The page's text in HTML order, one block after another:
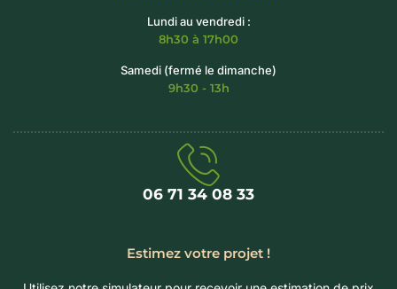
Lundi au vendredi :
8h30 à 17h00
Samedi (fermé le dimanche)
9h30 - 13h
06 71 34 08 33‬
Estimez votre projet !